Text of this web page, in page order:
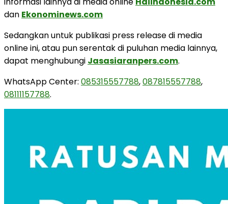
dan Ekonominews.com
Sedangkan untuk publikasi press release di media
online ini, atau pun serentak di puluhan media lainnya,
dapat menghubungi Jasasiaranpers.com.
WhatsApp Center: 085315557788,087815557788,
08111157788.